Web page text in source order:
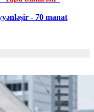
- 70 manat